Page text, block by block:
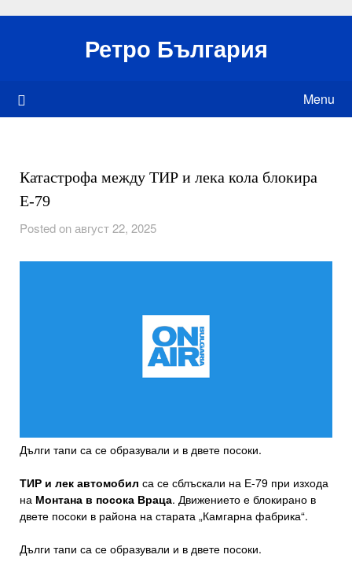
Ретро България
Menu
Катастрофа между ТИР и лека кола блокира
Е-79
Posted on август 22, 2025
Дълги тапи са се образували и в двете посоки.
ТИР и лек автомобил са се сблъскали на Е-79 при изхода
на Монтана в посока Враца. Движението е блокирано в
двете посоки в района на старата „Камгарна фабрика“.
Дълги тапи са се образували и в двете посоки.